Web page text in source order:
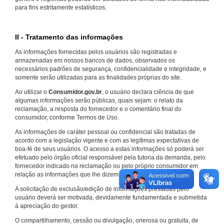
para fins estritamente estatísticos.
II - Tratamento das informações
As informações fornecidas pelos usuários são registradas e
armazenadas em nossos bancos de dados, observados os
necessários padrões de segurança, confidencialidade e integridade, e
somente serão utilizadas para as finalidades próprias do site.
Ao utilizar o Consumidor.gov.br, o usuário declara ciência de que
algumas informações serão públicas, quais sejam: o relato da
reclamação, a resposta do fornecedor e o comentário final do
consumidor, conforme Termos de Uso.
As informações de caráter pessoal ou confidencial são tratadas de
acordo com a legislação vigente e com as legítimas expectativas de
boa-fé de seus usuários. O acesso a estas informações só poderá ser
efetuado pelo órgão oficial responsável pela tutoria da demanda, pelo
fornecedor indicado na reclamação ou pelo próprio consumidor em
relação as informações que lhe dizem respeito.
A solicitação de exclusão/edição de informações prestadas pelo
usuário deverá ser motivada, devidamente fundamentada e submetida
à apreciação do gestor.
O compartilhamento, cessão ou divulgação, onerosa ou gratuita, de